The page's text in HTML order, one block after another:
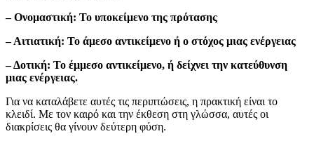
– Ονομαστική: Το υποκείμενο της πρότασης
– Αιτιατική: Το άμεσο αντικείμενο ή ο στόχος μιας ενέργειας
– Δοτική: Το έμμεσο αντικείμενο, ή δείχνει την κατεύθυνση
μιας ενέργειας.
Για να καταλάβετε αυτές τις περιπτώσεις, η πρακτική είναι το
κλειδί. Με τον καιρό και την έκθεση στη γλώσσα, αυτές οι
διακρίσεις θα γίνουν δεύτερη φύση.